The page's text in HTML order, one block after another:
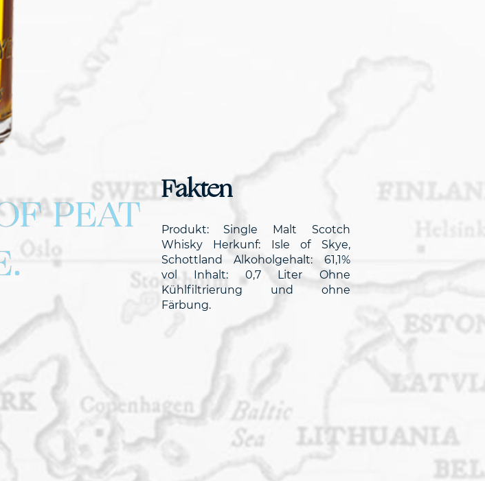
PEAT Fakten
Produkt: Single Malt Scotch
Whisky Herkunf: Isle of Skye,
Schottland Alkoholgehalt: 61,1%
vol Inhalt: 0,7 Liter Ohne
Kühlfiltrierung und ohne
Färbung.